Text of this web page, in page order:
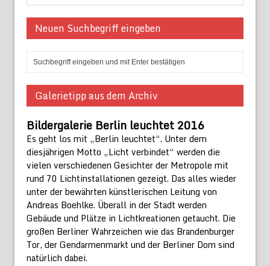
Neuen Suchbegriff eingeben
Galerietipp aus dem Archiv
Bildergalerie Berlin leuchtet 2016
Es geht los mit „Berlin leuchtet“. Unter dem
diesjährigen Motto „Licht verbindet“ werden die
vielen verschiedenen Gesichter der Metropole mit
rund 70 Lichtinstallationen gezeigt. Das alles wieder
unter der bewährten künstlerischen Leitung von
Andreas Boehlke. Überall in der Stadt werden
Gebäude und Plätze in Lichtkreationen getaucht. Die
großen Berliner Wahrzeichen wie das Brandenburger
Tor, der Gendarmenmarkt und der Berliner Dom sind
natürlich dabei.